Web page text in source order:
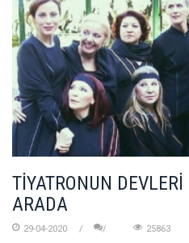
TİYATRONUN
ARADA
29-04-2020 25863